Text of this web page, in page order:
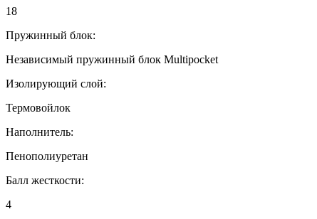
18
Пружинный блок:
Независимый пружинный блок Multipocket
Изолирующий слой:
Термовойлок
Наполнитель:
Пенополиуретан
Балл жесткости:
4